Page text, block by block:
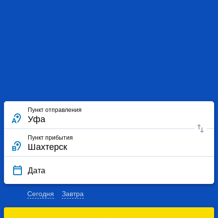
Пункт отправления
Пункт прибытия
Дата
Сегодня Завтра